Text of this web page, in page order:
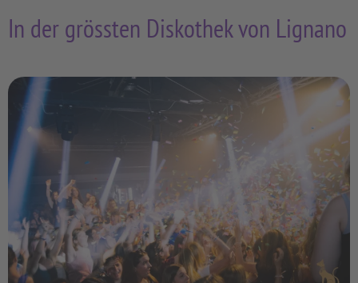
In der grössten Diskothek von Lignano